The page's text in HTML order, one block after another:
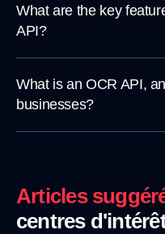
What are the key
API?
What is an OCR API,
businesses?
Articles
centres